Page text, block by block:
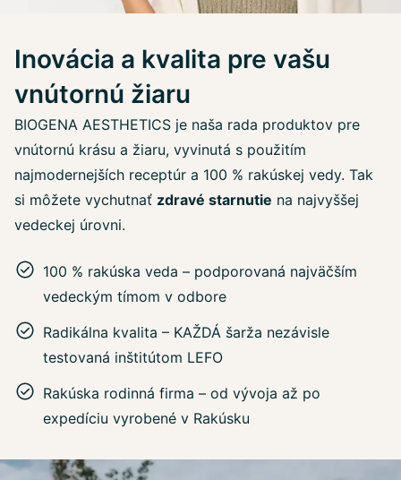
Inovácia a kvalita pre vašu
vnútornú žiaru
BIOGENA AESTHETICS je naša rada produktov pre
vnútornú krásu a žiaru, vyvinutá s použitím
najmodernejších receptúr a 100 % rakúskej vedy. Tak
si môžete vychutnať zdravé starnutie na najvyššej
vedeckej úrovni.
100 % rakúska veda – podporovaná najväčším
vedeckým tímom v odbore
Radikálna kvalita – KAŽDÁ šarža nezávisle
testovaná inštitútom LEFO
Rakúska rodinná firma – od vývoja až po
expedíciu vyrobené v Rakúsku